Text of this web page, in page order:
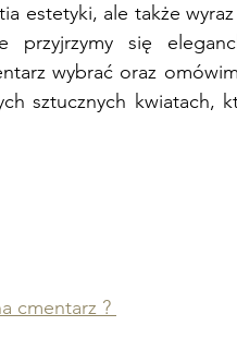
estetyki, ale także
się
wybrać oraz
sztucznych kwiatach,
cmentarz ?